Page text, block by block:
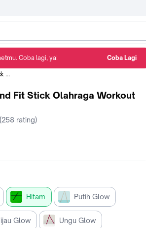
Fit Stick Olahraga Workout
(258 rating)
Hitam Putih Glow
Glow Ungu Glow
Coba lagi, ya! Coba Lagi